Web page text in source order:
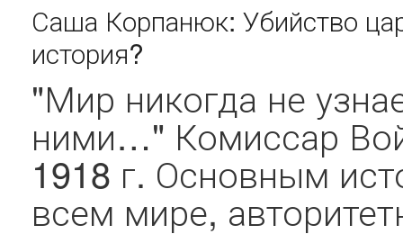
Саша Корпанюк: Убийство
история?
"Мир никогда не
ними…" Комиссар
1918 г. Основным
всем мире,